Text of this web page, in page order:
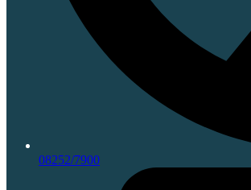
08252/7900